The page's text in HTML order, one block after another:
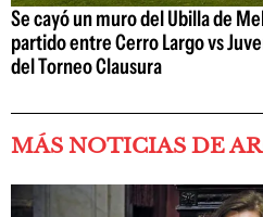
Se cayó un muro del Ubilla de
partido entre Cerro Largo vs
del Torneo Clausura
MÁS NOTICIAS DE